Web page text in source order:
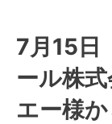
フォトダイアリー
フォトダイアリー
7月15日（金曜日
エー様からのご寄
7月15日
ール株
エー様